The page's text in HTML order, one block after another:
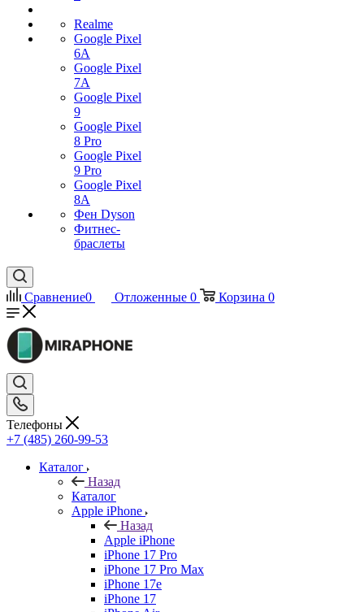
Realme
Google Pixel
6A
Google Pixel
7А
Google Pixel
9
Google Pixel
8 Pro
Google Pixel
9 Pro
Google Pixel
8A
Фен Dyson
Фитнес-
браслеты
Сравнение0 Отложенные 0 Корзина 0
Телефоны
+7 (485) 260-99-53
Каталог
Назад
Каталог
Apple iPhone
Назад
Apple iPhone
iPhone 17 Pro
iPhone 17 Pro Max
iPhone 17e
iPhone 17